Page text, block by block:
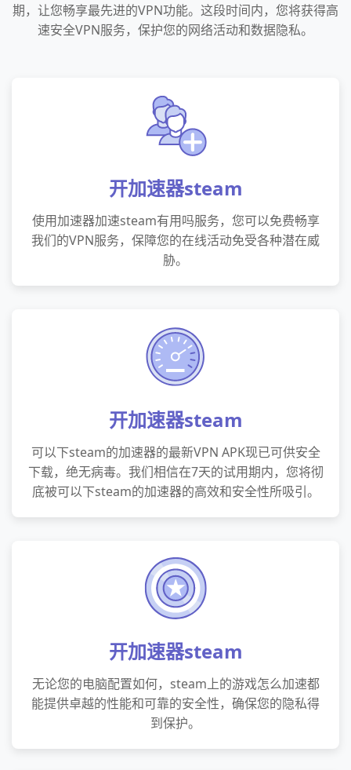
期，让您畅享最先进的VPN功能。这段时间内，您将获得高
速安全VPN服务，保护您的网络活动和数据隐私。
开加速器steam
使用加速器加速steam有用吗服务，您可以免费畅享
我们的VPN服务，保障您的在线活动免受各种潜在威
胁。
开加速器steam
可以下steam的加速器的最新VPN APK现已可供安全
下载，绝无病毒。我们相信在7天的试用期内，您将彻
底被可以下steam的加速器的高效和安全性所吸引。
开加速器steam
无论您的电脑配置如何，steam上的游戏怎么加速都
能提供卓越的性能和可靠的安全性，确保您的隐私得
到保护。